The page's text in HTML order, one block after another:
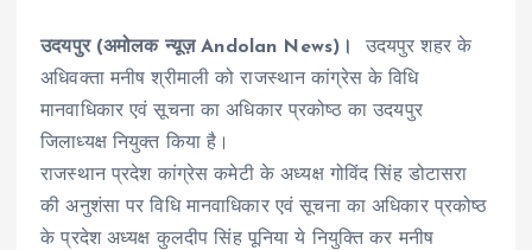
उदयपुर (अमोलक न्यूज़ Andolan News)। उदयपुर शहर के
अधिवक्ता मनीष श्रीमाली को राजस्थान कांग्रेस के विधि
मानवाधिकार एवं सूचना का अधिकार प्रकोष्ठ का उदयपुर
जिलाध्यक्ष नियुक्त किया है।
राजस्थान प्रदेश कांग्रेस कमेटी के अध्यक्ष गोविंद सिंह डोटासरा
की अनुशंसा पर विधि मानवाधिकार एवं सूचना का अधिकार प्रकोष्ठ
के प्रदेश अध्यक्ष कुलदीप सिंह पूनिया ये नियुक्ति कर मनीष